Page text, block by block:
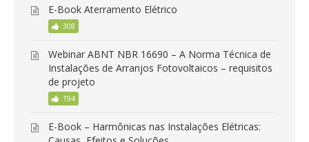
E-Book Aterramento Elétrico
308
Webinar ABNT NBR 16690 – A Norma Técnica de
Instalações de Arranjos Fotovoltaicos – requisitos
de projeto
194
E-Book – Harmônicas nas Instalações Elétricas: